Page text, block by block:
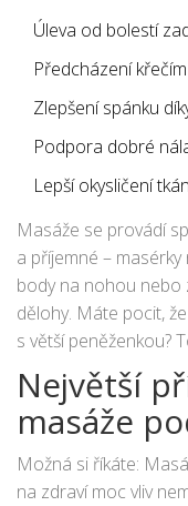
se čemu divit.
Úleva od bolestí
Předcházení
Zlepšení spánku
Podpora dobré
Lepší okysličení
Masáže se provádí
a příjemné –
body na nohou nebo
dělohy. Máte pocit,
s větší peněženkou?
snadno může dovolit
těhotenství.
Největší
masáže
Možná si říkáte:
na zdraví moc vliv